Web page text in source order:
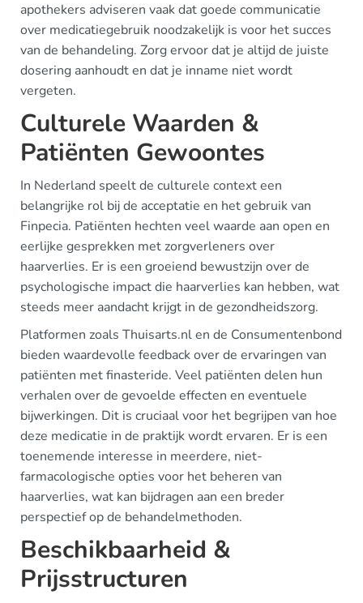
apothekers adviseren vaak dat goede communicatie
over medicatiegebruik noodzakelijk is voor het succes
van de behandeling. Zorg ervoor dat je altijd de juiste
dosering aanhoudt en dat je inname niet wordt
vergeten.
Culturele Waarden &
Patiënten Gewoontes
In Nederland speelt de culturele context een
belangrijke rol bij de acceptatie en het gebruik van
Finpecia. Patiënten hechten veel waarde aan open en
eerlijke gesprekken met zorgverleners over
haarverlies. Er is een groeiend bewustzijn over de
psychologische impact die haarverlies kan hebben, wat
steeds meer aandacht krijgt in de gezondheidszorg.
Platformen zoals Thuisarts.nl en de Consumentenbond
bieden waardevolle feedback over de ervaringen van
patiënten met finasteride. Veel patiënten delen hun
verhalen over de gevoelde effecten en eventuele
bijwerkingen. Dit is cruciaal voor het begrijpen van hoe
deze medicatie in de praktijk wordt ervaren. Er is een
toenemende interesse in meerdere, niet-
farmacologische opties voor het beheren van
haarverlies, wat kan bijdragen aan een breder
perspectief op de behandelmethoden.
Beschikbaarheid &
Prijsstructuren